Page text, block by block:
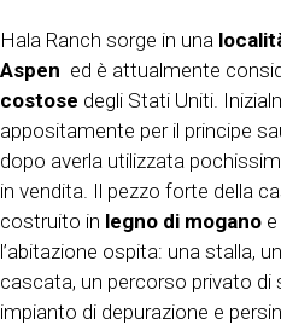
Hala Ranch sorge in una
Aspen ed è attualmente
costose degli Stati Uniti.
appositamente per il principe
dopo averla utilizzata
in vendita. Il pezzo forte della
costruito in legno di mogano e
l’abitazione ospita: una stalla,
cascata, un percorso privato di
impianto di depurazione e